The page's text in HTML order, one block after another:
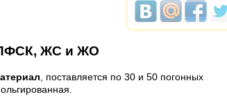
ЖС и ЖО
, поставляется по 30 и 50 погонных